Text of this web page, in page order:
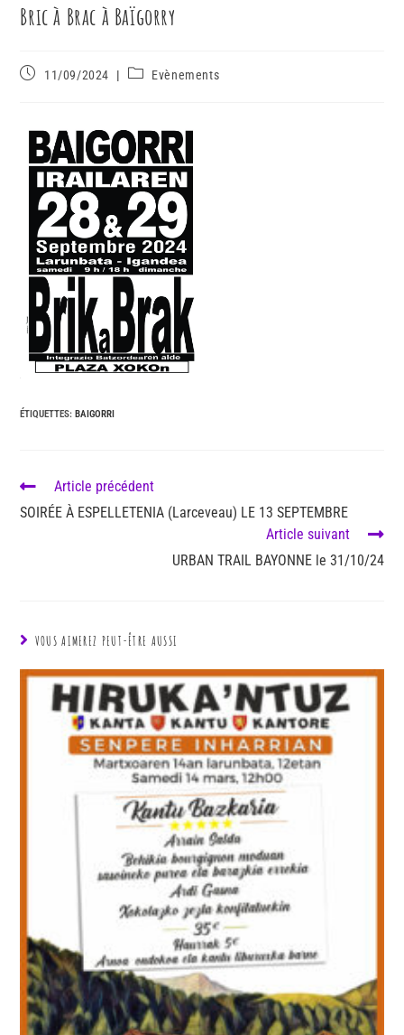
Bric à Brac à Baïgorry
11/09/2024 Evènements
ÉTIQUETTES:BAIGORRI
Article précédent
SOIRÉE À ESPELLETENIA (Larceveau) LE 13 SEPTEMBRE
Article suivant
URBAN TRAIL BAYONNE le 31/10/24
VOUS AIMEREZ PEUT-ÊTRE AUSSI